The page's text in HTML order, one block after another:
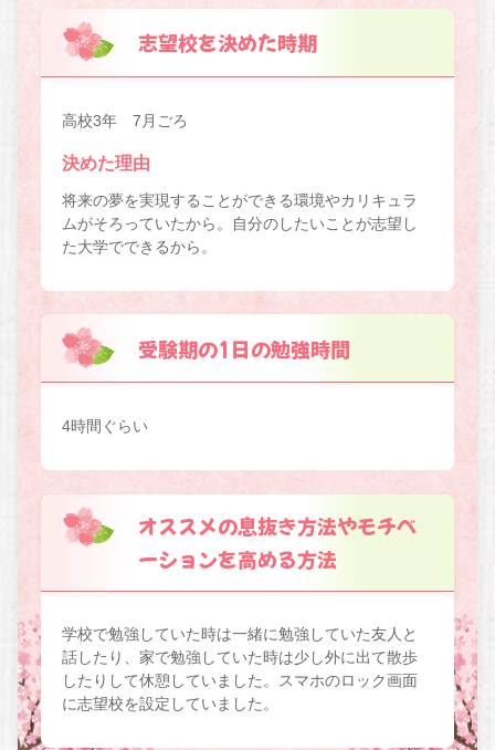
志望校を決めた時期
高校3年 7月ごろ
決めた理由
将来の夢を実現することができる環境やカリキュラ
ムがそろっていたから。自分のしたいことが志望し
た大学でできるから。
受験期の1日の勉強時間
4時間ぐらい
オススメの息抜き方法やモチベ
ーションを高める方法
学校で勉強していた時は一緒に勉強していた友人と
話したり、家で勉強していた時は少し外に出て散歩
したりして休憩していました。スマホのロック画面
に志望校を設定していました。